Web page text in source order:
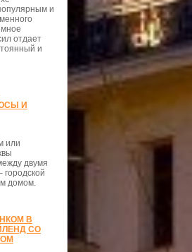
и
отдает
и
И
или
двумя
домом.
В
СО